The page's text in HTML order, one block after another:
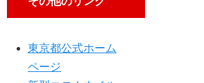
東京都公式ホーム
ページ